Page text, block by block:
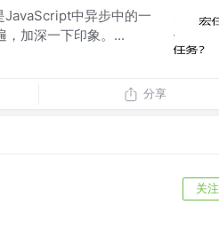
JavaScript中异步中的一
，加深一下印象。...
分享
关注